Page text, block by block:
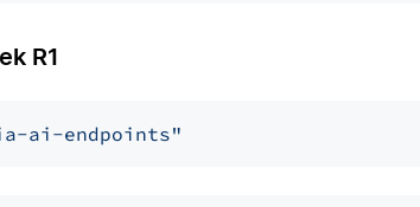
R1
ai-endpoints"